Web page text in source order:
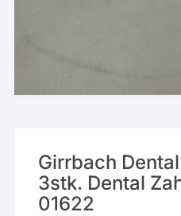
Girrbach
3stk. Dental
01622